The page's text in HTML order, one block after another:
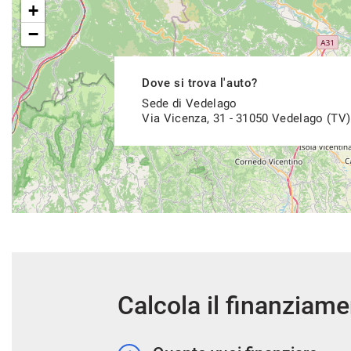
Dove si trova l'auto?
Sede di Vedelago
Via Vicenza, 31 - 31050 Vedelago (TV)
+
−
Calcola il